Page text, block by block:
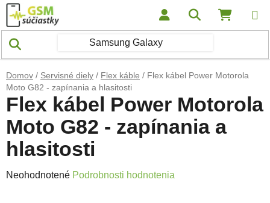
Prejsť na obsah Hľadať
Domov / Servisné diely / Flex káble / Flex kábel Power Motorola
Moto G82 - zapínania a hlasitosti
Flex kábel Power Motorola
Moto G82 - zapínania a
hlasitosti
Priemerné hodnotenie produktu je 0,0 z 5 hviezdičiek.
Neohodnotené Podrobnosti hodnotenia